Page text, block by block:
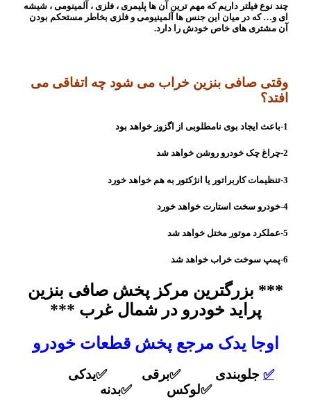
چند نوع فیلتر داریم که مهم ترین آن ها پلیمری ، فلزی ، آلمینومی ، شیشه
ای و… که در میان این جنس ها آلمینیومی و فلزی بخاطر مستحکم بودن
آن مشتری های خاص خودش را دارد.
وقتی صافی بنزین خراب می شود چه اتفاقی می
افتد؟
1-باعث ایجاد بوی نامطلوبی از اگزوز خواهد بود
2-چراغ چک خودرو روشن خواهد شد
3-تنظیمات کاربراتور یا انژکتور به هم خواهد خورد
4-خودرو سخت استارت خواهد خورد
5-عملکرد موتور مختل خواهد شد
6-پمپ سوخت خراب خواهد شد
*** بزرگترین مرکز پخش صافی بنزین
پراید خودرو در شمال غرب ***
اوجا یدک مرجع پخش قطعات خودرو
✅ جلوبندی ✅برقی ✅یدکی
✅لوکس ✅بدنه